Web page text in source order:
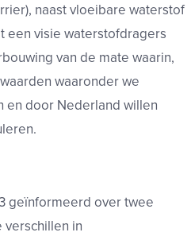
naast vloeibare waterstof
een visie waterstofdragers
van de mate waarin,
waaronder we
en door Nederland willen
geïnformeerd over twee
verschillen in